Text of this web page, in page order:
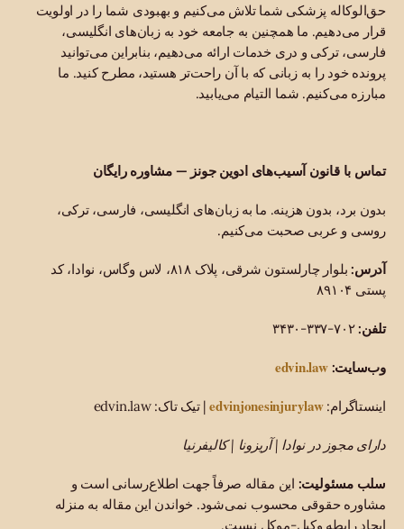
حق‌الوکاله پزشکی شما تلاش می‌کنیم و بهبودی شما را در اولویت
قرار می‌دهیم. ما همچنین به جامعه خود به زبان‌های انگلیسی،
فارسی، ترکی و دری خدمات ارائه می‌دهیم، بنابراین می‌توانید
پرونده خود را به زبانی که با آن راحت‌تر هستید، مطرح کنید. ما
مبارزه می‌کنیم. شما التیام می‌یابید.
تماس با قانون آسیب‌های ادوین جونز — مشاوره رایگان
بدون برد، بدون هزینه. ما به زبان‌های انگلیسی، فارسی، ترکی،
روسی و عربی صحبت می‌کنیم.
آدرس:
بلوار چارلستون شرقی، پلاک ۸۱۸، لاس وگاس، نوادا، کد
پستی ۸۹۱۰۴
تلفن:۷۰۲-۳۳۷-۳۴۳۰
وب‌سایت:edvin.law
اینستاگرام:edvinjonesinjurylaw | تیک تاک: edvin.law
دارای مجوز در نوادا | آریزونا | کالیفرنیا
سلب مسئولیت: این مقاله صرفاً جهت اطلاع‌رسانی است و
مشاوره حقوقی محسوب نمی‌شود. خواندن این مقاله به منزله
ایجاد رابطه وکیل-موکل نیست.